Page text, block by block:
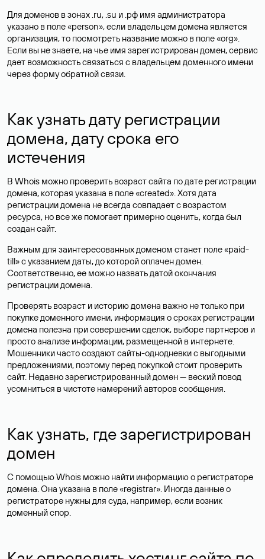
Для доменов в зонах .ru, .su и .рф имя администратора
указано в поле «person», если владельцем домена является
организация, то посмотреть название можно в поле «org».
Если вы не знаете, на чье имя зарегистрирован домен, сервис
дает возможность связаться с владельцем доменного имени
через форму обратной связи.
Как узнать дату регистрации
домена, дату срока его
истечения
В Whois можно проверить возраст сайта по дате регистрации
домена, которая указана в поле «created». Хотя дата
регистрации домена не всегда совпадает с возрастом
ресурса, но все же помогает примерно оценить, когда был
создан сайт.
Важным для заинтересованных доменом станет поле «paid-
till» с указанием даты, до которой оплачен домен.
Соответственно, ее можно назвать датой окончания
регистрации домена.
Проверять возраст и историю домена важно не только при
покупке доменного имени, информация о сроках регистрации
домена полезна при совершении сделок, выборе партнеров и
просто анализе информации, размещенной в интернете.
Мошенники часто создают сайты-однодневки с выгодными
предложениями, поэтому перед покупкой стоит проверить
сайт. Недавно зарегистрированный домен — веский повод
усомниться в чистоте намерений авторов сообщения.
Как узнать, где зарегистрирован
домен
С помощью Whois можно найти информацию о регистраторе
домена. Она указана в поле «registrar». Иногда данные о
регистраторе нужны для суда, например, если возник
доменный спор.